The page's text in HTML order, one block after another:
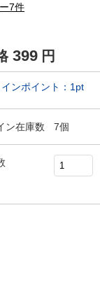
7件
399 円
ンポイント： 1 pt
ン在庫数 7個